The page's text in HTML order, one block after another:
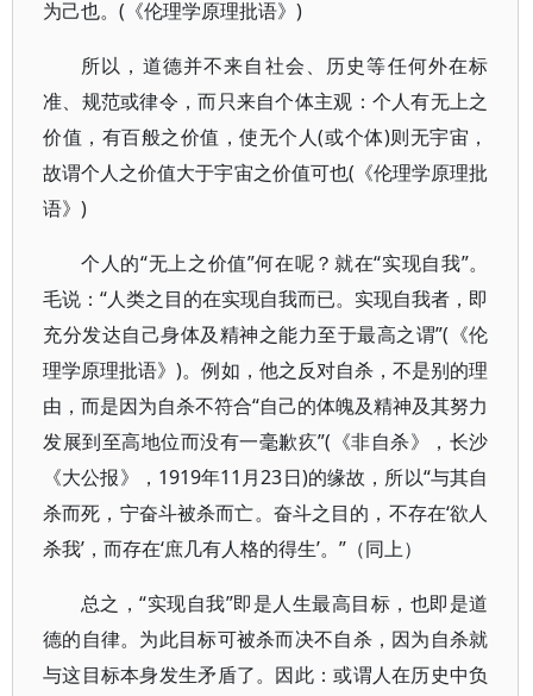
为己也。(《伦理学原理批语》)
所以，道德并不来自社会、历史等任何外在标
准、规范或律令，而只来自个体主观：个人有无上之
价值，有百般之价值，使无个人(或个体)则无宇宙，
故谓个人之价值大于宇宙之价值可也(《伦理学原理批
语》)
个人的“无上之价值”何在呢？就在“实现自我”。
毛说：“人类之目的在实现自我而已。实现自我者，即
充分发达自己身体及精神之能力至于最高之谓”(《伦
理学原理批语》)。例如，他之反对自杀，不是别的理
由，而是因为自杀不符合“自己的体魄及精神及其努力
发展到至高地位而没有一毫歉疚”(《非自杀》，长沙
《大公报》，1919年11月23日)的缘故，所以“与其自
杀而死，宁奋斗被杀而亡。奋斗之目的，不存在‘欲人
杀我’，而存在‘庶几有人格的得生’。”（同上）
总之，“实现自我”即是人生最高目标，也即是道
德的自律。为此目标可被杀而决不自杀，因为自杀就
与这目标本身发生矛盾了。因此：或谓人在历史中负